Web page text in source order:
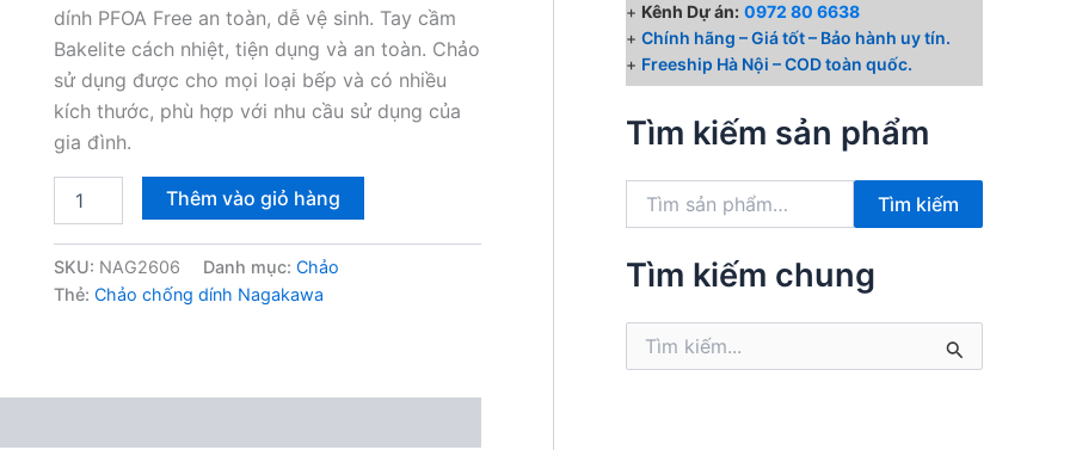
dính PFOA Free an toàn, dễ vệ sinh. Tay cầm
Bakelite cách nhiệt, tiện dụng và an toàn. Chảo
sử dụng được cho mọi loại bếp và có nhiều
kích thước, phù hợp với nhu cầu sử dụng của
gia đình.
chống
Nagagkawa
NAG2606
26cm
lượng
Thêm vào giỏ hàng
SKU: NAG2606 Danh mục: Chảo
Thẻ: Chảo chống dính Nagakawa
+ Kênh Dự án: 0972 80 6638
+ Chính hãng – Giá tốt – Bảo hành uy tín.
+ Freeship Hà Nội – COD toàn quốc.
Tìm kiếm sản phẩm
k
Tìm kiếm
Tìm kiếm chung